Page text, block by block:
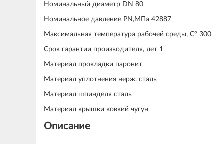
Номинальный диаметр DN 80
Номинальное давление PN,МПа 42887
Максимальная температура рабочей среды, С° 300
Срок гарантии производителя, лет 1
Материал прокладки паронит
Материал уплотнения нерж. сталь
Материал шпинделя сталь
Материал крышки ковкий чугун
Описание